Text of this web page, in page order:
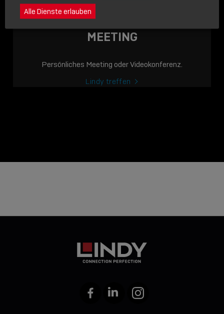
JETZT ONLINE
VERFÜGBAR: DIE
LINDY ACADEMY –
WISSEN, DASMEETING
Persönliches Meeting oder Videokonferenz.
Lindy treffen
FacebookLinkedIn Instagram
Alle Dienste erlauben